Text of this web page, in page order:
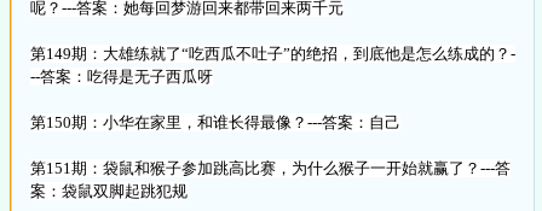
呢？---答案：她每回梦游回来都带回来两千元
第149期：大雄练就了“吃西瓜不吐子”的绝招，到底他是怎么练成的？-
--答案：吃得是无子西瓜呀
第150期：小华在家里，和谁长得最像？---答案：自己
第151期：袋鼠和猴子参加跳高比赛，为什么猴子一开始就赢了？---答
案：袋鼠双脚起跳犯规